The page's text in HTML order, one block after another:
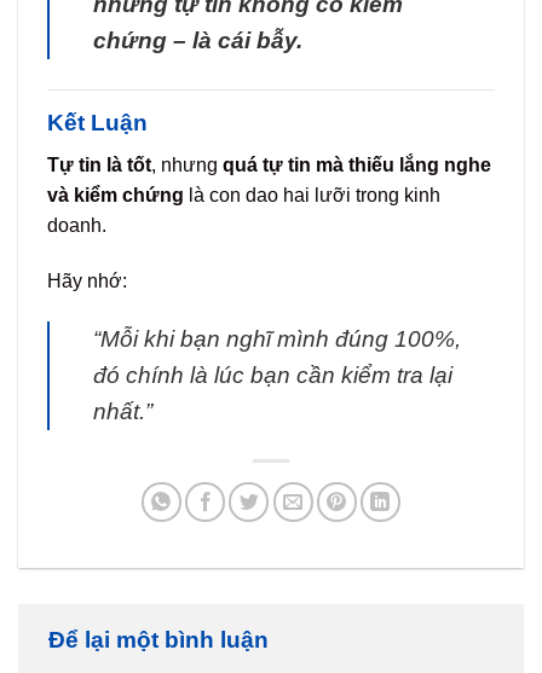
chứng – là cái bẫy.
Kết Luận
Tự tin là tốt, nhưng quá tự tin mà thiếu lắng nghe
và kiểm chứng là con dao hai lưỡi trong kinh
doanh.
Hãy nhớ:
“Mỗi khi bạn nghĩ mình đúng 100%,
đó chính là lúc bạn cần kiểm tra lại
nhất.”
Để lại một bình luận